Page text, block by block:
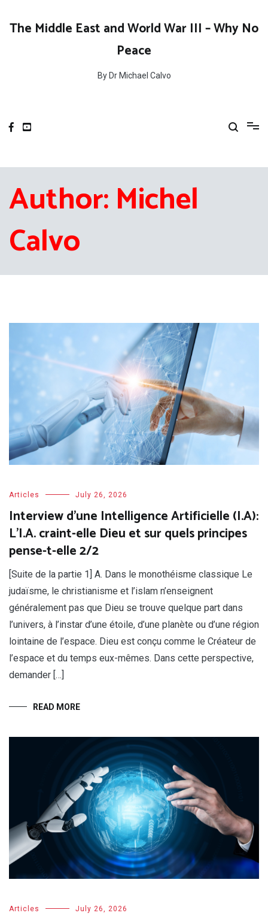
content
The Middle East and World War III – Why No
Peace
By Dr Michael Calvo
Author:Michel
Calvo
Articles July 26, 2026
Interview d’une Intelligence Artificielle (I.A):
L’I.A. craint-elle Dieu et sur quels principes
pense-t-elle 2/2
[Suite de la partie 1] A. Dans le monothéisme classique Le
judaïsme, le christianisme et l’islam n’enseignent
généralement pas que Dieu se trouve quelque part dans
l’univers, à l’instar d’une étoile, d’une planète ou d’une région
lointaine de l’espace. Dieu est conçu comme le Créateur de
l’espace et du temps eux-mêmes. Dans cette perspective,
demander […]
READ MORE
Articles July 26, 2026